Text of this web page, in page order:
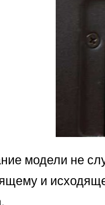
модели не
и